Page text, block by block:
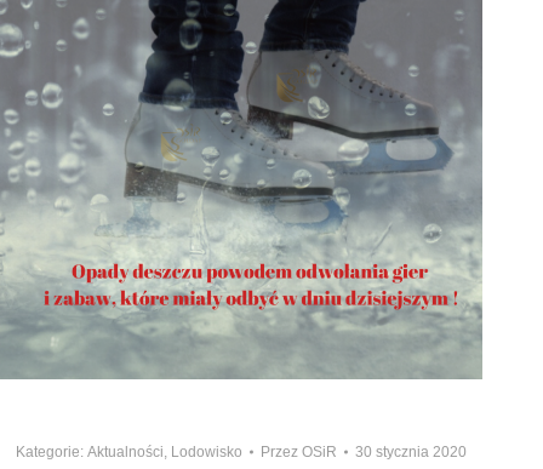
Kategorie: Aktualności, Lodowisko Przez OSiR 30 stycznia 2020